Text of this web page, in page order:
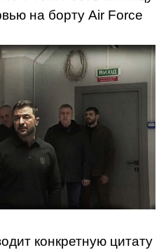
на борту Air Force
конкретную цитату